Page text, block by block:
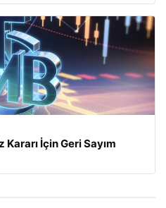
Kararı İçin Geri Sayım